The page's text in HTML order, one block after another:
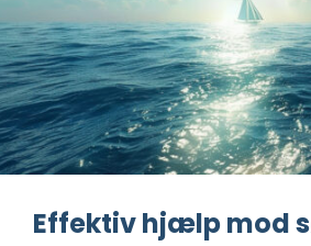
Effektiv hjælp mod